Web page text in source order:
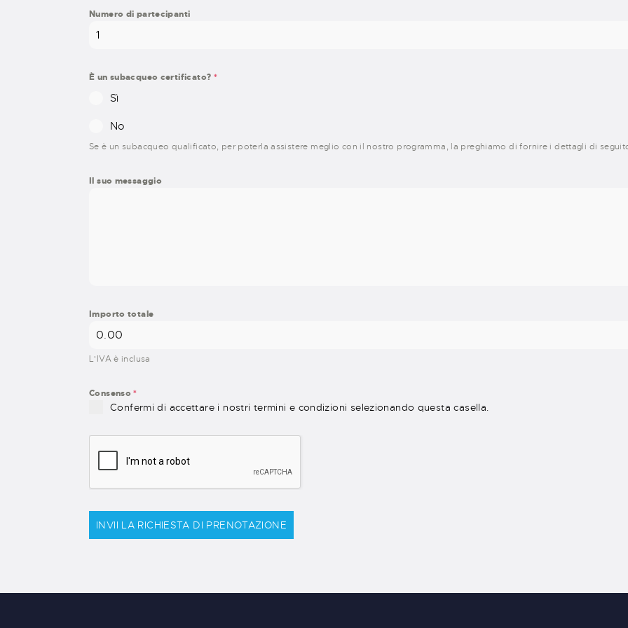
Numero di partecipanti
È un subacqueo certificato? *
Sì
No
Se è un subacqueo qualificato, per poterla assistere meglio con il nostro programma, la preghiamo di fornire i dettagli di
Il suo messaggio
Importo totale
L'IVA è inclusa
Consenso*
Confermi di accettare i nostri termini e condizioni selezionando questa casella.
INVII LA RICHIESTA DI PRENOTAZIONE